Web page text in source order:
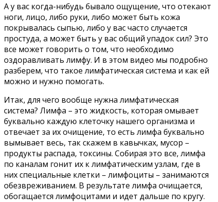
А у вас когда-нибудь бывало ощущение, что отекают
ноги, лицо, либо руки, либо может быть кожа
покрывалась сыпью, либо у вас часто случается
простуда, а может быть у вас общий упадок сил? Это
все может говорить о том, что необходимо
оздоравливать лимфу. И в этом видео мы подробно
разберем, что такое лимфатическая система и как ей
можно и нужно помогать.
Итак, для чего вообще нужна лимфатическая
система? Лимфа – это жидкость, которая омывает
буквально каждую клеточку нашего организма и
отвечает за их очищение, то есть лимфа буквально
вымывает весь, так скажем в кавычках, мусор –
продукты распада, токсины. Собирая это все, лимфа
по каналам гонит их к лимфатическим узлам, где в
них специальные клетки – лимфоциты – занимаются
обезвреживанием. В результате лимфа очищается,
обогащается лимфоцитами и идет дальше по кругу.